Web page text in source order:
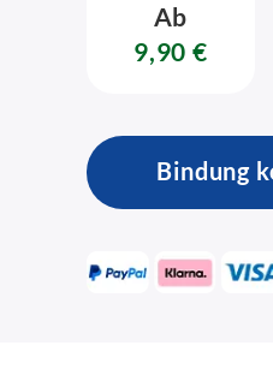
Ab
9,90 €
Bindung